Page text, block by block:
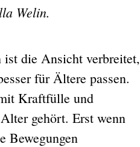
Welin.
die Ansicht verbreitet,
für Ältere passen.
Kraftfülle und
gehört. Erst wenn
Bewegungen